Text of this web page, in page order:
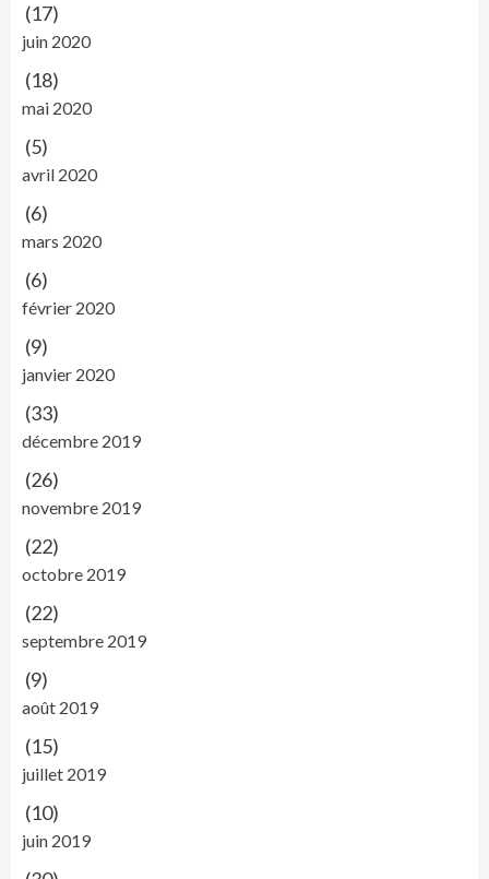
(17)
juin 2020
(18)
mai 2020
(5)
avril 2020
(6)
mars 2020
(6)
février 2020
(9)
janvier 2020
(33)
décembre 2019
(26)
novembre 2019
(22)
octobre 2019
(22)
septembre 2019
(9)
août 2019
(15)
juillet 2019
(10)
juin 2019